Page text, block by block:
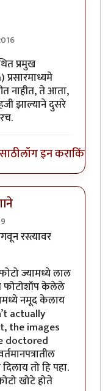
असावी हाच प्रश्न
प्रमुख
नाहीत, ते आता,
झाल्याने दुसरे
लॉग इन कराकिंवा
दोन्हीbyबाळ सप्रे
रस्त्यावर
ज्यामध्ये लाल
फोटोशॉप केलेले
नमूद केलाय
actually
the images
doctored
तो हि पहा.
खोटे होते